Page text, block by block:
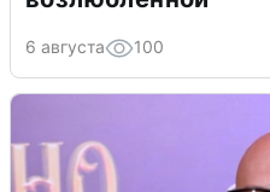
6 августа 100